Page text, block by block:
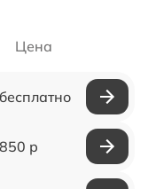
Цена
бесплатно
850 р